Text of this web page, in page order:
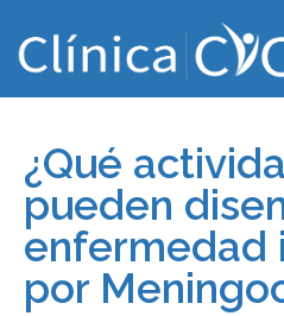
¿Qué
pueden
enfermedad
por